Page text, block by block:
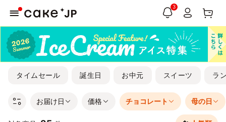
3
タイムセール 誕生日 お中元 スイーツ ラ
お届け日 価格 チョコレート 母の日